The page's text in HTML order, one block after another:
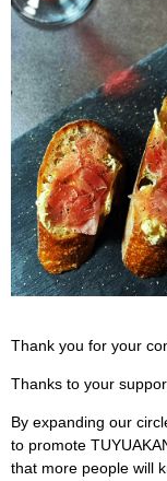
Thank you for your
Thanks to your
By expanding our
to promote
that more people will